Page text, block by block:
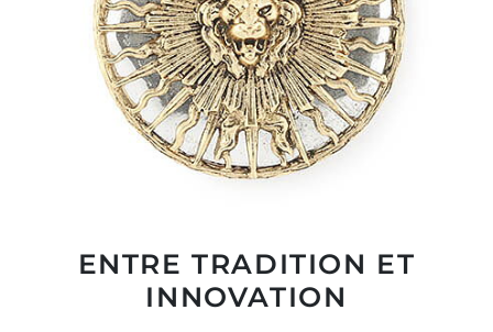
ENTRE TRADITION ET
INNOVATION